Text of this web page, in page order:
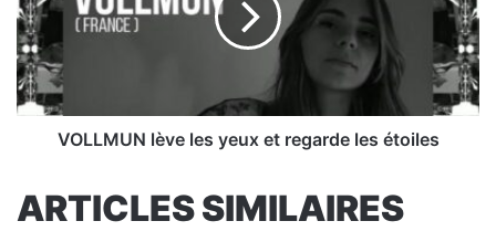
et
regarde
les
étoiles
VOLLMUN lève les yeux et regarde les étoiles
ARTICLES SIMILAIRES